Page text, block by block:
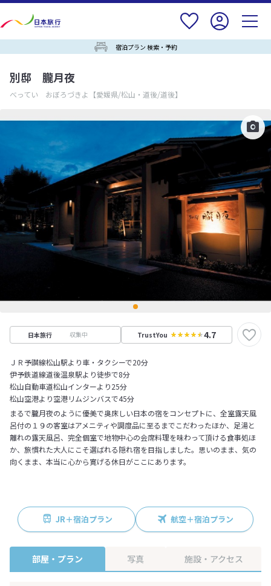
宿泊プラン 検索・予約
別邸 朧月夜
べってい おぼろづきよ 【愛媛県/松山・道後/道後】
日本旅行 収集中 TrustYou 4.7
ＪＲ予讃線松山駅より車・タクシーで20分
伊予鉄道線道後温泉駅より徒歩で8分
松山自動車道松山インターより25分
松山空港より空港リムジンバスで45分
まるで朧月夜のように優美で奥床しい日本の宿をコンセプトに、全室露天風
呂付の１９の客室はアメニティや調度品に至るまでこだわったほか、足湯と
離れの露天風呂、完全個室で地物中心の会席料理を味わって頂ける食事処ほ
か、旅慣れた大人にこそ選ばれる隠れ宿を目指しました。思いのまま、気の
向くまま、本当に心から寛げる休日がここにあります。
JR＋宿泊プラン 航空＋宿泊プラン
部屋・プラン 写真 施設・アクセス